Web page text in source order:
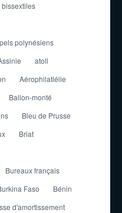
polynésiens
atoll
Aérophilatlélie
Ballon-monté
Bleu de Prusse
Briat
Bureaux français
Faso
Bénin
d'amortissement